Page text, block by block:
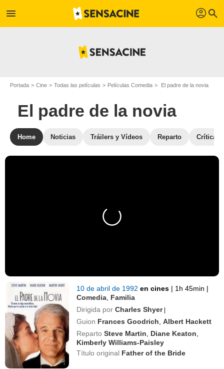
menu profil search
Portada Cine Todas las películas Películas Comedia El padre de la novia
El padre de la novia
Home Noticias Tráilers y Vídeos Reparto Críticas
10 de abril de 1992en cines | 1h 45min |
Comedia Familia
Dirigida por Charles Shyer |
Guion Frances Goodrich ,Albert Hackett
Reparto Steve Martin Diane Keaton
Kimberly Williams-Paisley
Título original Father of the Bride